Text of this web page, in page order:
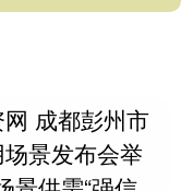
成都彭州市
景发布会举